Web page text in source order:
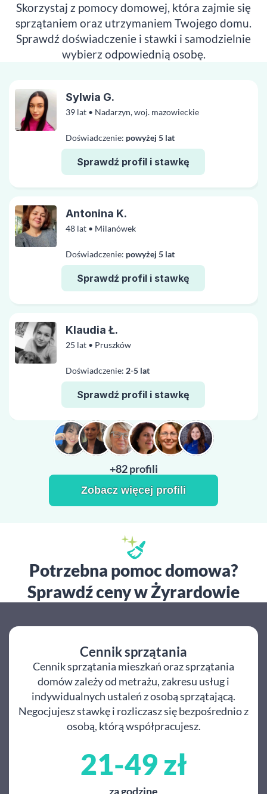
Skorzystaj z pomocy domowej, która zajmie się
sprzątaniem oraz utrzymaniem Twojego domu.
Sprawdź doświadczenie i stawki i samodzielnie
wybierz odpowiednią osobę.
39 lat • Nadarzyn, woj. mazowieckie
Doświadczenie: powyżej 5 lat
Sprawdź profil i stawkę
Sylwia G.
48 lat • Milanówek
Doświadczenie: powyżej 5 lat
Sprawdź profil i stawkę
Antonina K.
25 lat • Pruszków
Doświadczenie: 2-5 lat
Sprawdź profil i stawkę
Klaudia Ł.
+82 profili
Zobacz więcej profili
Potrzebna pomoc domowa?
Sprawdź ceny w Żyrardowie
Cennik sprzątania
Cennik sprzątania mieszkań oraz sprzątania
domów zależy od metrażu, zakresu usług i
indywidualnych ustaleń z osobą sprzątającą.
Negocjujesz stawkę i rozliczasz się bezpośrednio z
osobą, którą współpracujesz.
21-49 zł
za godzinę